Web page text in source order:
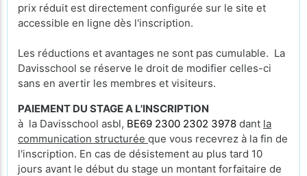
prix réduit est directement configurée sur le site et
accessible en ligne dès l'inscription.
Les réductions et avantages ne sont pas cumulable. La
Davisschool se réserve le droit de modifier celles-ci
sans en avertir les membres et visiteurs.
PAIEMENT DU STAGE A L'INSCRIPTION
à la Davisschool asbl, BE69 2300 2302 3978 dant la
communication structurée que vous recevrez à la fin de
l'inscription. En cas de désistement au plus tard 10
jours avant le début du stage un montant forfaitaire de